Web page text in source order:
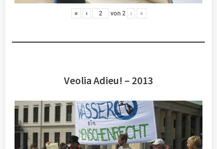
« ‹ von 2 › »
Veolia Adieu! – 2013